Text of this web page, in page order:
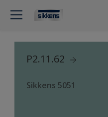
P2.11.62
Sikkens 5051